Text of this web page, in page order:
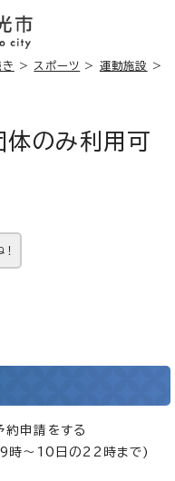
き > スポーツ > 運動施設
>
体のみ利用可
！
約申請をする
時～10日の22時まで)